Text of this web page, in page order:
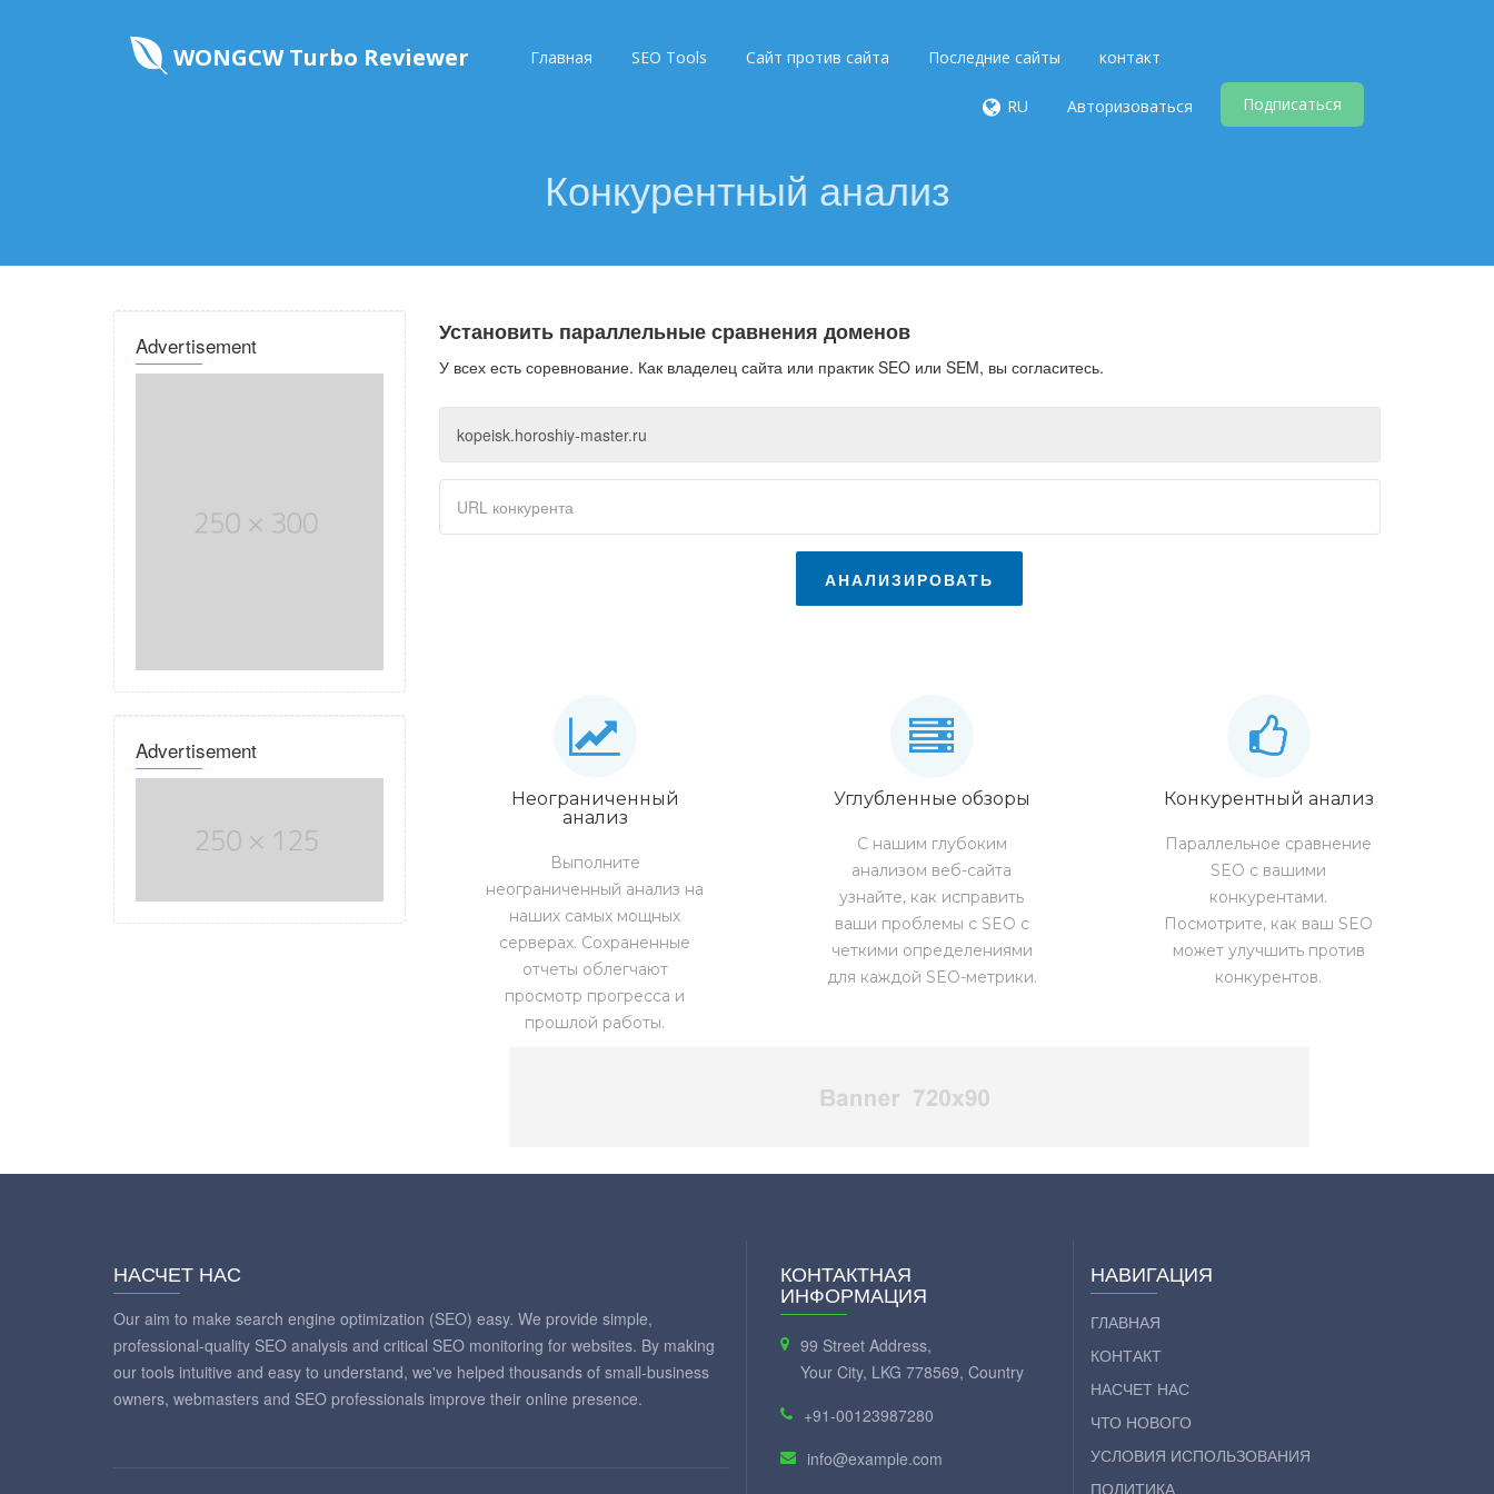
WONGCW Turbo Reviewer Главная SEO Tools Сайт против сайта Последние сайты контакт
RU Авторизоваться Подписаться
Конкурентный анализ
Advertisement
Advertisement
Установить параллельные сравнения доменов
У всех есть соревнование. Как владелец сайта или практик SEO или SEM, вы согласитесь.
АНАЛИЗИРОВАТЬ
Неограниченный
анализ
Выполните
неограниченный анализ на
наших самых мощных
серверах. Сохраненные
отчеты облегчают
просмотр прогресса и
прошлой работы.
Углубленные обзоры
С нашим глубоким
анализом веб-сайта
узнайте, как исправить
ваши проблемы с SEO с
четкими определениями
для каждой SEO-метрики.
Конкурентный анализ
Параллельное сравнение
SEO с вашими
конкурентами.
Посмотрите, как ваш SEO
может улучшить против
конкурентов.
НАСЧЕТ НАС
Our aim to make search engine optimization (SEO) easy. We provide simple,
professional-quality SEO analysis and critical SEO monitoring for websites. By making
our tools intuitive and easy to understand, we've helped thousands of small-business
owners, webmasters and SEO professionals improve their online presence.
КОНТАКТНАЯ
ИНФОРМАЦИЯ
99 Street Address,
Your City, LKG 778569, Country
+91-00123987280
info@example.com
НАВИГАЦИЯ
ГЛАВНАЯ
КОНТАКТ
НАСЧЕТ НАС
ЧТО НОВОГО
УСЛОВИЯ ИСПОЛЬЗОВАНИЯ
ПОЛИТИКА